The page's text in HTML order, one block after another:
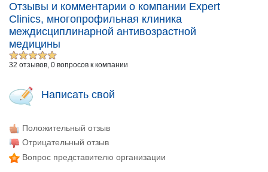
Отзывы и комментарии о компании Expert
Clinics, многопрофильная клиника
междисциплинарной антивозрастной
медицины
32 отзывов, 0 вопросов к компании
Написать свой
Положительный отзыв
Отрицательный отзыв
Вопрос представителю организации